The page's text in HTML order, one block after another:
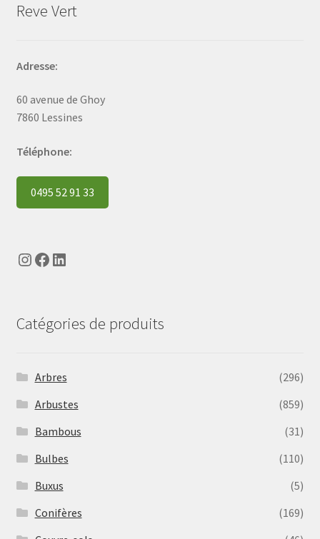
Reve Vert
Adresse:
60 avenue de Ghoy
7860 Lessines
Téléphone:
0495 52 91 33
Instagram
Facebook
LinkedIn
Catégories de produits
Arbres
(296)
Arbustes
(859)
Bambous
(31)
Bulbes
(110)
Buxus
(5)
Conifères
(169)